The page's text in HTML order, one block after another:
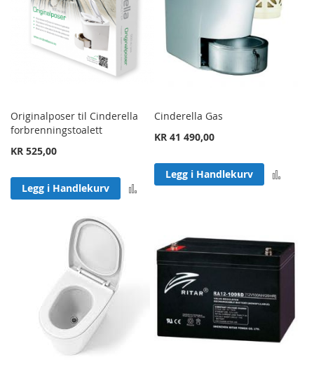
Originalposer til Cinderella
forbrenningstoalett
KR 525,00
Legg i Handlekurv Legg til sammenligning
Cinderella Gas
KR 41 490,00
Legg i Handlekurv